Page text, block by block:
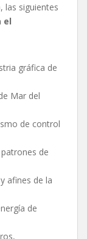
las siguientes
el
gráfica de
Mar del
de control
de
afines de la
de